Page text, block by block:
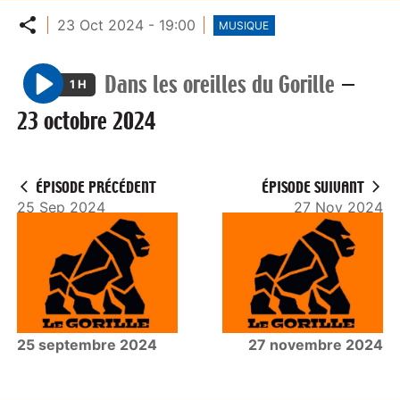
Partager
23 Oct 2024 - 19:00 MUSIQUE
P
l
1 H Dans les oreilles du Gorille —
23 octobre 2024
ÉPISODE PRÉCÉDENT
25 Sep 2024
25 septembre 2024
ÉPISODE SUIVANT
27 Nov 2024
27 novembre 2024